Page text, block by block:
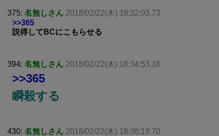
375: 名無しさん 2018/02/22(木) 18:32:03.73
>>365
説得してBCにこもらせる
394: 名無しさん 2018/02/22(木) 18:34:53.16
>>365
瞬殺する
430: 名無しさん 2018/02/22(木) 18:38:19.70